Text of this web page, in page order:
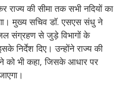
की सीमा तक सभी नदियों का
मुख्य सचिव डॉ. एसएस संधु ने
संग्रहण से जुड़े विभागों के
निर्देश दिए। उन्होंने राज्य की
को भी कहा, जिसके आधार पर